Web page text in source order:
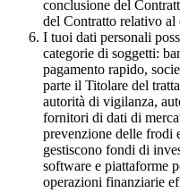
conclusione del
del Contratto relativo al
I tuoi dati personali
categorie di soggetti:
pagamento rapido,
parte il Titolare del
autorità di vigilanza,
fornitori di dati di
prevenzione delle frodi
gestiscono fondi di
software e piattaforme
operazioni finanziarie